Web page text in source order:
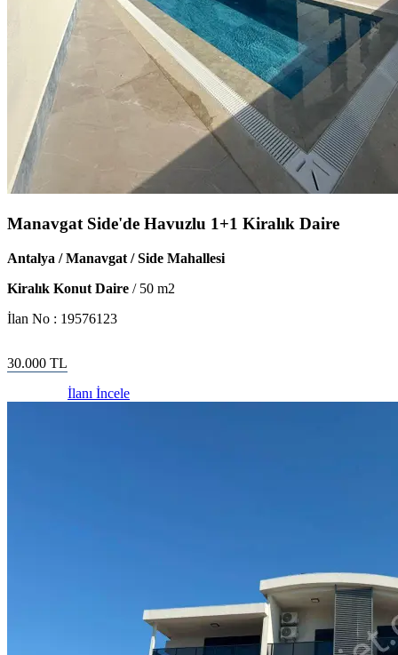
Manavgat Side'de Havuzlu 1+1 Kiralık Daire
Antalya / Manavgat / Side Mahallesi
Kiralık Konut Daire / 50 m2
İlan No : 19576123
30.000 TL
İlanı İncele